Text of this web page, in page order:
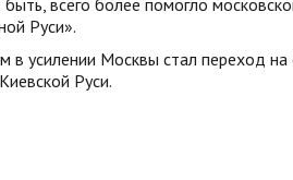
всего более помогло
Руси».
усилении Москвы стал переход на
Руси.